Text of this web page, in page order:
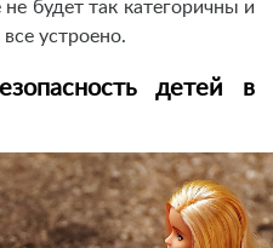
не будет так категоричны и
устроено.
детей в